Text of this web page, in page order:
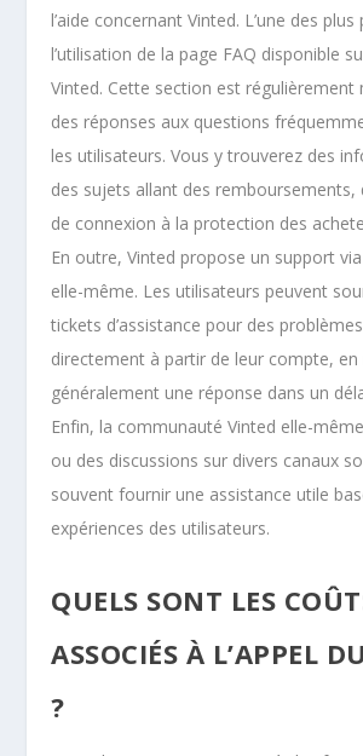
l’aide concernant Vinted. L’une des
l’utilisation de la page FAQ disponible
Vinted. Cette section est régulièrement
des réponses aux questions
les utilisateurs. Vous y trouverez des
des sujets allant des remboursements,
de connexion à la protection des
En outre, Vinted propose un support via
elle-même. Les utilisateurs peuvent
tickets d’assistance pour des
directement à partir de leur compte, en
généralement une réponse dans un
Enfin, la communauté Vinted elle-
ou des discussions sur divers canaux
souvent fournir une assistance utile
expériences des utilisateurs.
QUELS SONT LES
ASSOCIÉS À L’APPEL
?